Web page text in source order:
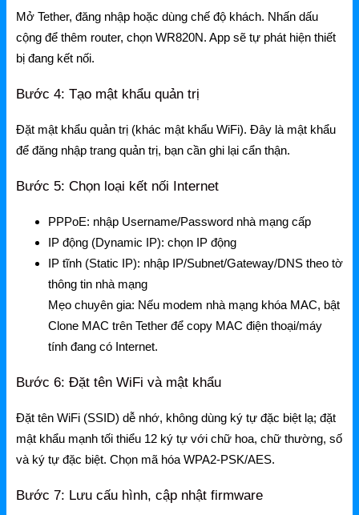
Ruijie WiFi
Ruijie Firewall
Ruijie PTP/PTMP
Grandstream Switch
Grandstream WiFi
Grandstream Tổng Đài
Grandstream Thiết bị Hội Nghị
DLink Switch
DLink WiFi
Phụ Kiện DLink
Mở Tether, đăng nhập hoặc dùng chế độ khách. Nhấn dấu
cộng để thêm router, chọn WR820N. App sẽ tự phát hiện thiết
bị đang kết nối.
Bước 4: Tạo mật khẩu quản trị
Đặt mật khẩu quản trị (khác mật khẩu WiFi). Đây là mật khẩu
để đăng nhập trang quản trị, bạn cần ghi lại cẩn thận.
Bước 5: Chọn loại kết nối Internet
PPPoE: nhập Username/Password nhà mạng cấp
IP động (Dynamic IP): chọn IP động
IP tĩnh (Static IP): nhập IP/Subnet/Gateway/DNS theo tờ
thông tin nhà mạng
Mẹo chuyên gia: Nếu modem nhà mạng khóa MAC, bật
Clone MAC trên Tether để copy MAC điện thoại/máy
tính đang có Internet.
Bước 6: Đặt tên WiFi và mật khẩu
Đặt tên WiFi (SSID) dễ nhớ, không dùng ký tự đặc biệt lạ; đặt
mật khẩu mạnh tối thiểu 12 ký tự với chữ hoa, chữ thường, số
và ký tự đặc biệt. Chọn mã hóa WPA2-PSK/AES.
Bước 7: Lưu cấu hình, cập nhật firmware